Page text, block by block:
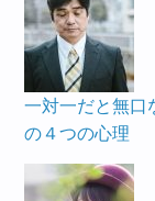
一対一だと無口
の４つの心理